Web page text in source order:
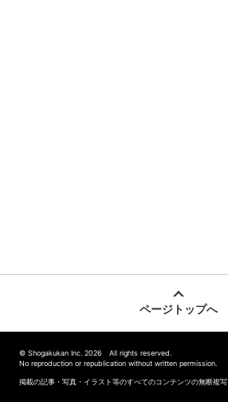
ページトップへ
© Shogakukan Inc. 2026 All rights reserved.
No reproduction or republication without written permission.
掲載の記事・写真・イラスト等のすべてのコンテンツの無断複写